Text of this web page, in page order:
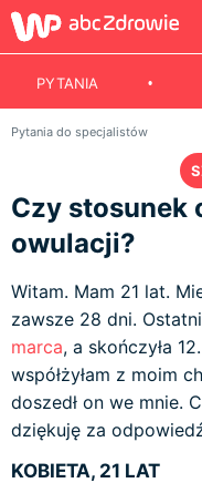
PYTANIA
Pytania do specjalistów
Czy stosunek
owulacji?
Witam. Mam 21 lat.
zawsze 28 dni.
marca, a skończyła
współżyłam z moim
doszedł on we mnie.
dziękuję za
KOBIETA, 21 LAT